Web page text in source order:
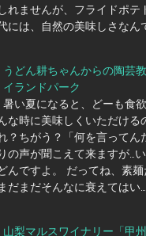
れませんが、フライドポテ
には、自然の美味しさなん
うどん耕ちゃんからの陶芸
イランドパーク
暑い夏になると、どーも食
な時に美味しくいただける
？ちがう？「何を言ってん
の声が聞こえて来ますが…
んですよ。 だってね、素
だまだそんなに衰えてはい…
山梨マルスワイナリー「甲